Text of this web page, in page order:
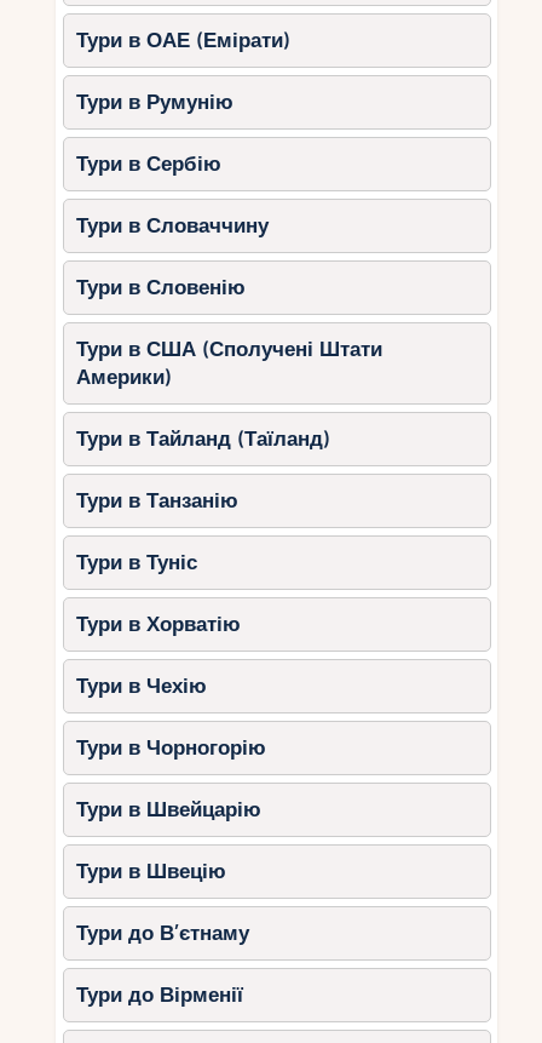
Тури в ОАЕ (Емірати)
Тури в Румунію
Тури в Сербію
Тури в Словаччину
Тури в Словенію
Тури в США (Сполучені Штати
Америки)
Тури в Тайланд (Таїланд)
Тури в Танзанію
Тури в Туніс
Тури в Хорватію
Тури в Чехію
Тури в Чорногорію
Тури в Швейцарію
Тури в Швецію
Тури до В’єтнаму
Тури до Вірменії